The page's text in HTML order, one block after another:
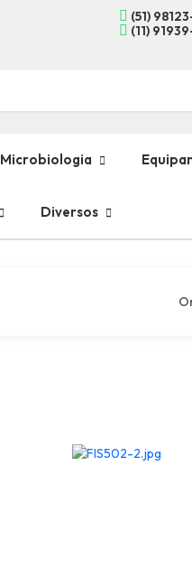
(51)
(11)
Microbiologia
Diversos